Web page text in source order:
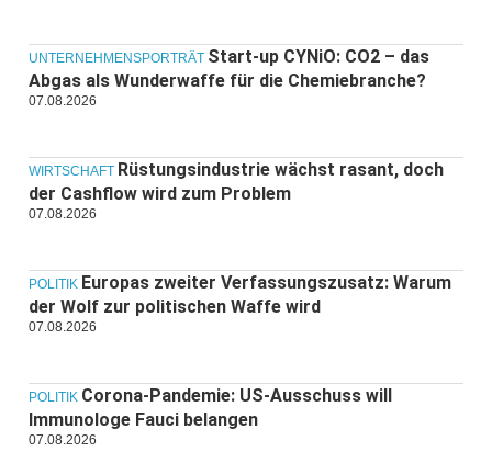
UNTERNEHMENSPORTRÄT Start-up CYNiO: CO2 – das
Abgas als Wunderwaffe für die Chemiebranche?
07.08.2026
WIRTSCHAFT Rüstungsindustrie wächst rasant, doch
der Cashflow wird zum Problem
07.08.2026
POLITIK Europas zweiter Verfassungszusatz: Warum
der Wolf zur politischen Waffe wird
07.08.2026
POLITIK Corona-Pandemie: US-Ausschuss will
Immunologe Fauci belangen
07.08.2026